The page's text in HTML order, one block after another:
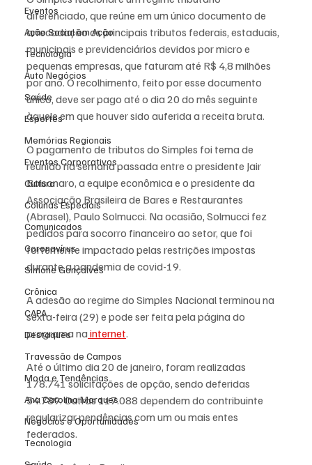
Eventos
Ação Social em Ação
Tecnologia
Auto Negócios
Saúde
Esportes
Memórias Regionais
Eventos Corporativos
Cultura
Colunas Especiais
Comunicados
Coronavírus
Simone Gonçalves
Crônica
CAPA
Destaques
Travessão de Campos
Moda e Tendências
Ana Carolina Marques
Negócios e Oportunidades
Tecnologia
diferenciado, que reúne em um único documento de
arrecadação os principais tributos federais, estaduais,
municipais e previdenciários devidos por micro e
pequenas empresas, que faturam até R$ 4,8 milhões
por ano. O recolhimento, feito por esse documento
único, deve ser pago até o dia 20 do mês seguinte
àquele em que houver sido auferida a receita bruta.
O pagamento de tributos do Simples foi tema de
reunião na semana passada entre o presidente Jair
Bolsonaro, a equipe econômica e o presidente da
Associação Brasileira de Bares e Restaurantes
(Abrasel), Paulo Solmucci. Na ocasião, Solmucci fez
pedidos para socorro financeiro ao setor, que foi
fortemente impactado pelas restrições impostas
durante a pandemia de covid-19.
A adesão ao regime do Simples Nacional terminou na
sexta-feira (29) e pode ser feita pela página do
programa na internet.
Até o último dia 20 de janeiro, foram realizadas
178.741 solicitações de opção, sendo deferidas
54.789. Outras 117.088 dependem do contribuinte
regularizar pendências com um ou mais entes
federados.